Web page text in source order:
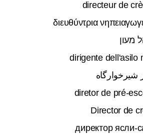
directeur de
διευθύντρια
מעון
dirigente dell'asilo
شیرخوارگاه
diretor de pré-
Director de
директор ясли-